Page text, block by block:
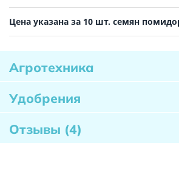
Цена указана за 10 шт. семян
Агротехника
Удобрения
Отзывы (4)